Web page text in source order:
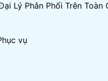
Lý Phân Phối Trên Toàn
vụ